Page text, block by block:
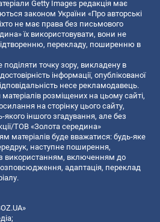
Getty Images редакція має
законом України «Про авторські
не має права без письмового
їх використовувати, вони не
перекладу, поширенню в
точку зору, викладену в
інформації, опублікованої
несе рекламодавець.
розміщених на цьому сайті,
на сторінку цього сайту,
якого іншого згадування, але без
ТОВ «Золота середина»
матеріалів буде вважатися: будь-яке
наступне поширення,
використанням, включенням до
адаптація, переклад